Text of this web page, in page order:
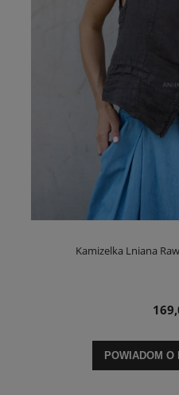
Kamizelka Lniana
POWIADOM O